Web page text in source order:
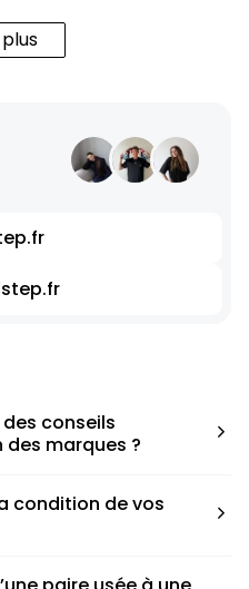
conseils
marques ?
que ce soit une taille
à votre taille
condition de vos